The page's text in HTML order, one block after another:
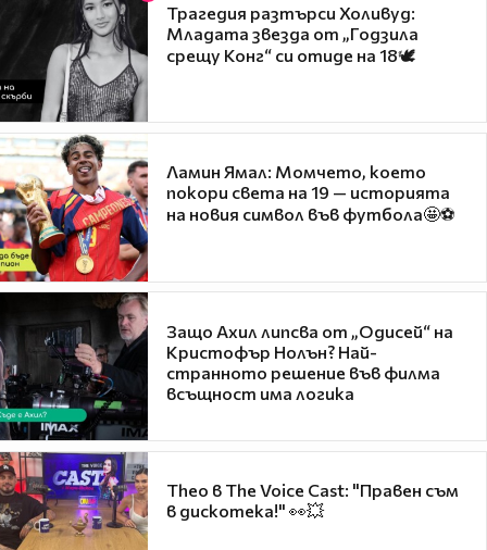
Трагедия разтърси Холивуд:
Младата звезда от „Годзила
срещу Конг“ си отиде на 18🕊️
Ламин Ямал: Момчето, което
покори света на 19 — историята
на новия символ във футбола🤩⚽
Защо Ахил липсва от „Одисей“ на
Кристофър Нолън? Най-
странното решение във филма
всъщност има логика
Theo в The Voice Cast: "Правен съм
в дискотека!" 👀💥